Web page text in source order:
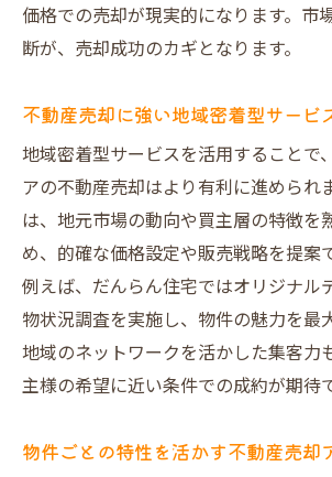
価格での売却が現実的になります。市
断が、売却成功のカギとなります。
不動産売却に強い地域密着型サービ
地域密着型サービスを活用することで
アの不動産売却はより有利に進められ
は、地元市場の動向や買主層の特徴を
め、的確な価格設定や販売戦略を提案
例えば、だんらん住宅ではオリジナル
物状況調査を実施し、物件の魅力を最
地域のネットワークを活かした集客力
主様の希望に近い条件での成約が期待
物件ごとの特性を活かす不動産売却